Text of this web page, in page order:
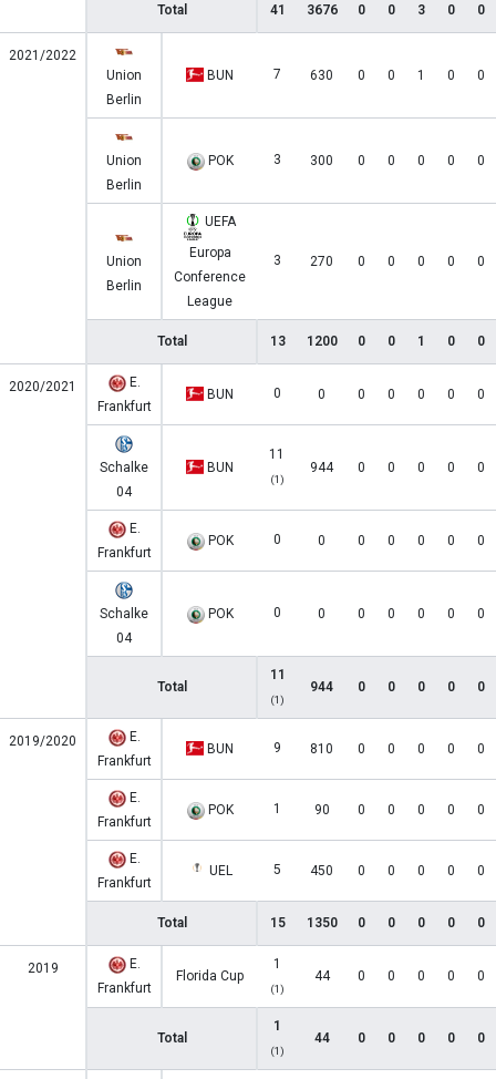
Total 41 3676 0 0 3 0 0
2021/2022
Union
Berlin
BUN 7 630 0 0 1 0 0
Union
Berlin
POK 3 300 0 0 0 0 0
Union
Berlin
UEFA
Europa
Conference
League
3 270 0 0 0 0 0
Total 13 1200 0 0 1 0 0
2020/2021
E.
Frankfurt
BUN 0 0 0 0 0 0 0
Schalke
04
BUN
11
(1)
944 0 0 0 0 0
E.
Frankfurt
POK 0 0 0 0 0 0 0
Schalke
04
POK 0 0 0 0 0 0 0
Total
11
(1)
944 0 0 0 0 0
2019/2020
E.
Frankfurt
BUN 9 810 0 0 0 0 0
E.
Frankfurt
POK 1 90 0 0 0 0 0
E.
Frankfurt
UEL 5 450 0 0 0 0 0
Total 15 1350 0 0 0 0 0
2019
E.
Frankfurt
Florida Cup
1
(1)
44 0 0 0 0 0
Total
1
(1)
44 0 0 0 0 0